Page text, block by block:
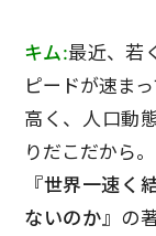
キム:最近、若
ピードが速ま
高く、人口動
りだこだから。
『世界一速く
ないのか』 の